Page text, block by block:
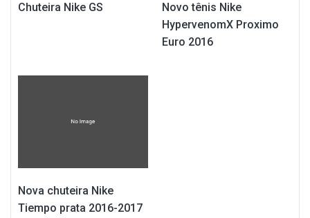
Chuteira Nike GS
Novo tênis Nike
HypervenomX Proximo
Euro 2016
Nova chuteira Nike
Tiempo prata 2016-2017